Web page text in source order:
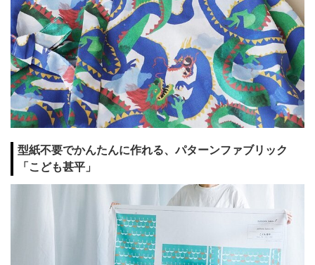
型紙不要でかんたんに作れる、パターンファブリック
「こども甚平」